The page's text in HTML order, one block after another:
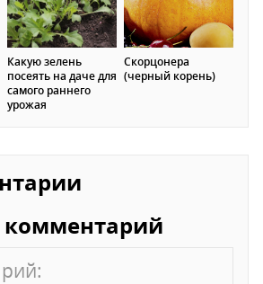
Какую зелень
посеять на даче для
самого раннего
урожая
Скорцонера
(черный корень)
комментарий